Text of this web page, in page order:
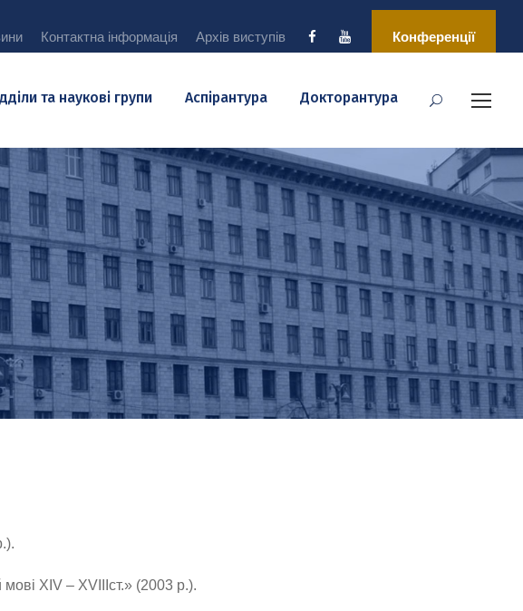
Контактна інформація Архів виступів Конференції
та наукові групи Аспірантура Докторантура
мові XIV – XVIIIст.» (2003 р.).